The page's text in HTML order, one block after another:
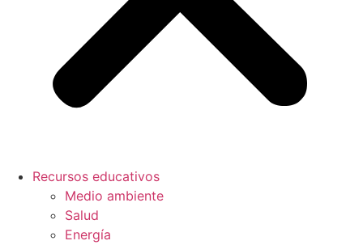
Recursos educativos
Medio ambiente
Salud
Energía